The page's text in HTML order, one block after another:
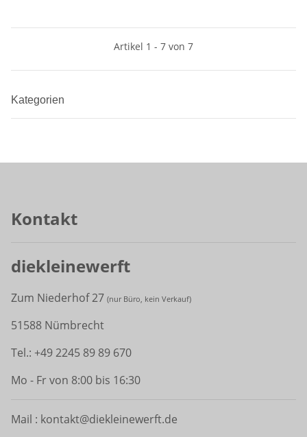
Artikel 1 - 7 von 7
Kategorien
Kontakt
diekleinewerft
Zum Niederhof 27 (nur Büro, kein Verkauf)
51588 Nümbrecht
Tel.: +49 2245 89 89 670
Mo - Fr von 8:00 bis 16:30
Mail : kontakt@diekleinewerft.de